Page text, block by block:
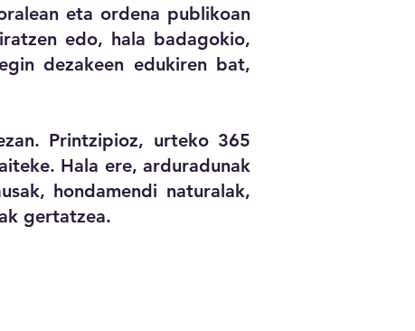
eta ordena publikoan
edo, hala badagokio,
dezakeen edukiren bat,
Printzipioz, urteko 365
Hala ere, arduradunak
hondamendi naturalak,
gertatzea.